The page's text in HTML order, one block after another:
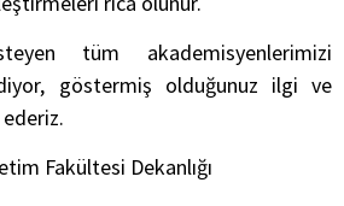
tüm akademisyenlerimizi
göstermiş olduğunuz ilgi ve
Fakültesi Dekanlığı